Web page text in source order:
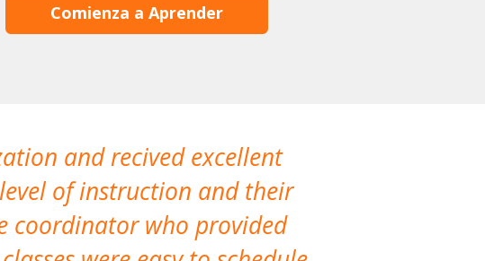
Comienza a Aprender
and recived excellent
of instruction and their
coordinator who provided